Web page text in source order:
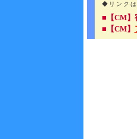
◆リンクは
■【CM】
■【CM】